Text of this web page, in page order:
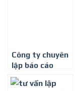
Công ty chuyên
lập báo cáo
giám sát môi
trường định kỳ